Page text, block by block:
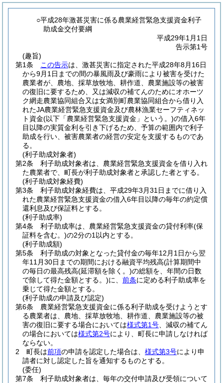
○平成28年激甚災害に係る農業経営緊急支援資金利子
助成金交付要綱
平成29年1月1日
告示第1号
(趣旨)
第1条
この告示は、激甚災害に指定された平成28年8月16日
から9月1日までの間の暴風雨及び豪雨により被害を受けた
農業者が、農地、採草放牧地、耕作道、農業施設等の被害
の復旧に要するため、又は減収の補てんのためにオホーツ
ク網走農業協同組合又は女満別町農業協同組合から借り入
れたJA農業経営緊急支援資金及び農林漁業セーフティネッ
ト資金(以下「農業経営緊急支援資金」という。)の借入6年
目以降の実質金利を引き下げるため、予算の範囲内で利子
助成を行い、被害農業者の経営の安定を支援するものであ
る。
(利子助成対象者)
第2条
利子助成対象者は、農業経営緊急支援資金を借り入れ
た農業者で、町長が利子助成対象者と承認した者とする。
(利子助成対象経費)
第3条
利子助成対象経費は、平成29年3月31日までに借り入
れた農業経営緊急支援資金の借入6年目以降の毎年の約定償
還利息及び保証料とする。
(利子助成率)
第4条
利子助成率は、農業経営緊急支援資金の貸付利率(保
証料を含む。)の2分の1以内とする。
(利子助成額)
第5条
利子助成の対象となった貸付金の毎年12月1日から翌
年11月30日までの期間における融資平均残高(計算期間中
の毎日の最高残高(延滞額を除く。)の総額を、年間の日数
で除して得た金額とする。)に、 前条に定める利子助成率を
乗じて得た金額とする。
(利子助成の申請及び認定)
第6条
農業経営緊急支援資金に係る利子助成を受けようとす
る農業者は、農地、採草放牧地、耕作道、農業施設等の被
害の復旧に要する場合においては様式第1号 、減収の補てん
の場合においては様式第2号により、町長に申請しなければ
ならない。
2
町長は前項の申請を認定した場合は、 様式第3号により申
請者に対し認定した旨を通知するものとする。
(委任)
第7条
利子助成対象者は、毎年の交付申請及び受領について